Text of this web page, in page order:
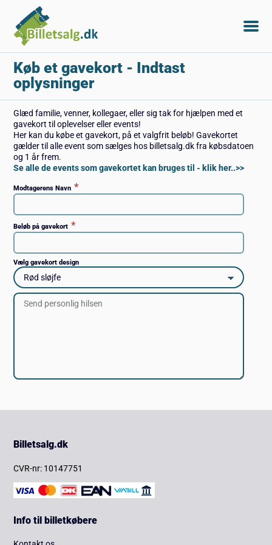
Køb et gavekort - Indtast
oplysninger
Glæd familie, venner, kollegaer, eller sig tak for hjælpen med et
gavekort til oplevelser eller events!
Her kan du købe et gavekort, på et valgfrit beløb! Gavekortet
gælder til alle event som sælges hos billetsalg.dk fra købsdatoen
og 1 år frem.
Se alle de events som gavekortet kan bruges til - klik her..>>
Modtagerens Navn *
Beløb på gavekort *
Vælg gavekort design
Billetsalg.dk
CVR-nr: 10147751
Info til billetkøbere